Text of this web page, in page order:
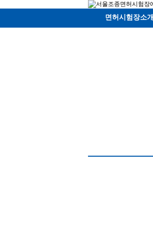
면허시험장소개